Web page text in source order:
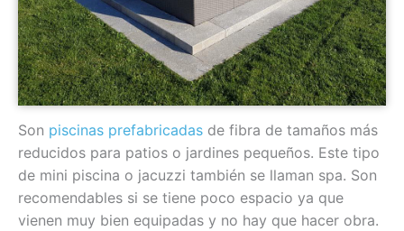
Son piscinas prefabricadas de fibra de tamaños más
reducidos para patios o jardines pequeños. Este tipo
de mini piscina o jacuzzi también se llaman spa. Son
recomendables si se tiene poco espacio ya que
vienen muy bien equipadas y no hay que hacer obra.